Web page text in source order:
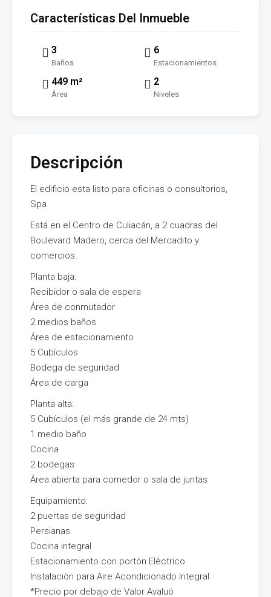
Características Del Inmueble
3
Baños
6
Estacionamientos
449 m²
Área
2
Niveles
Descripción
El edificio esta listo para oficinas o consultorios,
Spa
Está en el Centro de Culiacán, a 2 cuadras del
Boulevard Madero, cerca del Mercadito y
comercios.
Planta baja:
Recibidor o sala de espera
Área de conmutador
2 medios baños
Área de estacionamiento
5 Cubículos
Bodega de seguridad
Área de carga
Planta alta:
5 Cubículos (el más grande de 24 mts)
1 medio baño
Cocina
2 bodegas
Área abierta para comedor o sala de juntas
Equipamiento:
2 puertas de seguridad
Persianas
Cocina integral
Estacionamiento con portòn Elèctrico
Instalaciòn para Aire Acondicionado Integral
*Precio por debajo de Valor Avaluó